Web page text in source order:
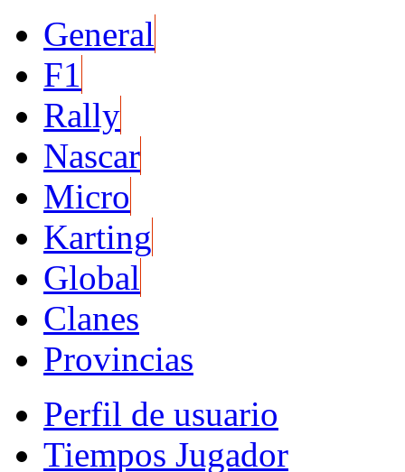
General
F1
Rally
Nascar
Micro
Karting
Global
Clanes
Provincias
Perfil de usuario
Tiempos Jugador